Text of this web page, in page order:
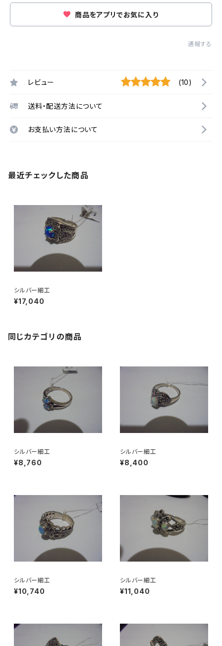
商品をアプリでお気に入り
通報する
レビュー (10)
送料・配送方法について
お支払い方法について
最近チェックした商品
シルバー細工
¥17,040
同じカテゴリの商品
シルバー細工
¥8,760
シルバー細工
¥8,400
シルバー細工
¥10,740
シルバー細工
¥11,040